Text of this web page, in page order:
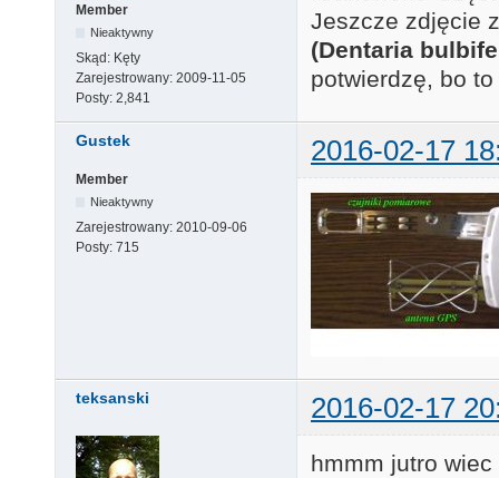
Member
Nieaktywny
Skąd: Kęty
Zarejestrowany: 2009-11-05
Posty: 2,841
Jeszcze zdjęcie
(Dentaria
potwierdzę, bo
Gustek 2016-02-17
Member
Nieaktywny
Zarejestrowany: 2010-09-06
Posty: 715
teksanski 2016-02-17
hmmm jutro